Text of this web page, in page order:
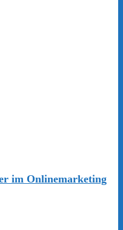
im Onlinemarketing